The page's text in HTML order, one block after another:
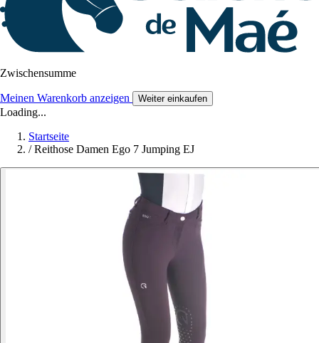
Zwischensumme
Meinen Warenkorb anzeigen Weiter einkaufen
Loading...
Startseite
/ Reithose Damen Ego 7 Jumping EJ